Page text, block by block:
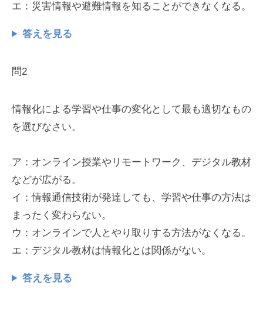
エ：災害情報や避難情報を知ることができなくなる。
答えを見る
問2
情報化による学習や仕事の変化として最も適切なもの
を選びなさい。
ア：オンライン授業やリモートワーク、デジタル教材
などが広がる。
イ：情報通信技術が発達しても、学習や仕事の方法は
まったく変わらない。
ウ：オンラインで人とやり取りする方法がなくなる。
エ：デジタル教材は情報化とは関係がない。
答えを見る